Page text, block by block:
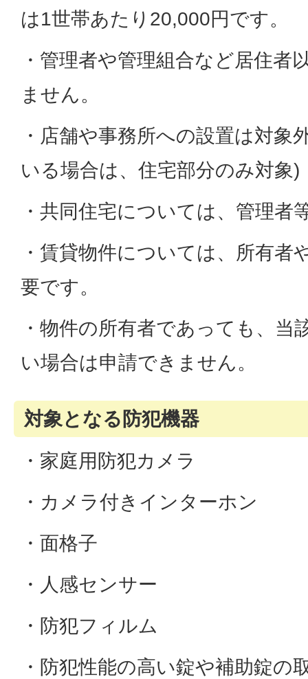
は1世帯あたり20,000円です。
・管理者や管理組合など居住者
ません。
・店舗や事務所への設置は対象
いる場合は、住宅部分のみ対象)
・共同住宅については、管理者
・賃貸物件については、所有者
要です。
・物件の所有者であっても、当
い場合は申請できません。
対象となる防犯機器
・家庭用防犯カメラ
・カメラ付きインターホン
・面格子
・人感センサー
・防犯フィルム
・防犯性能の高い錠や補助錠の